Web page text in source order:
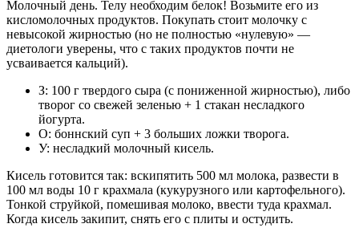
Молочный день. Телу необходим белок! Возьмите его из
кисломолочных продуктов. Покупать стоит молочку с
невысокой жирностью (но не полностью «нулевую» —
диетологи уверены, что с таких продуктов почти не
усваивается кальций).
З: 100 г твердого сыра (с пониженной жирностью), либо
творог со свежей зеленью + 1 стакан несладкого
йогурта.
О: боннский суп + 3 больших ложки творога.
У: несладкий молочный кисель.
Кисель готовится так: вскипятить 500 мл молока, развести в
100 мл воды 10 г крахмала (кукурузного или картофельного).
Тонкой струйкой, помешивая молоко, ввести туда крахмал.
Когда кисель закипит, снять его с плиты и остудить.